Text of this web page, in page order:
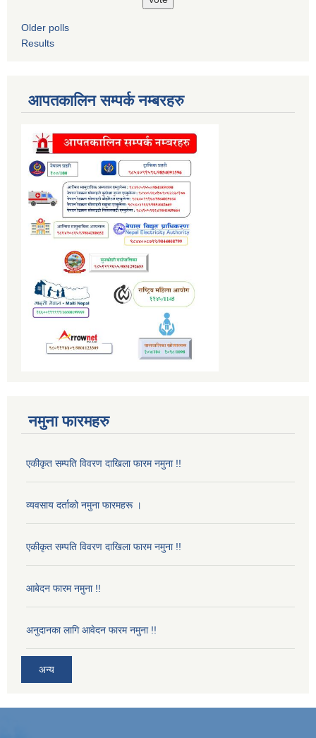
Older polls
Results
आपतकालिन सम्पर्क नम्बरहरु
नमुना फारमहरु
एकीकृत सम्पति विवरण दाखिला फारम नमुना !!
व्यवसाय दर्ताको नमुना फारमहरू ।
एकीकृत सम्पति विवरण दाखिला फारम नमुना !!
आबेदन फारम नमुना !!
अनुदानका लागि आवेदन फारम नमुना !!
अन्य